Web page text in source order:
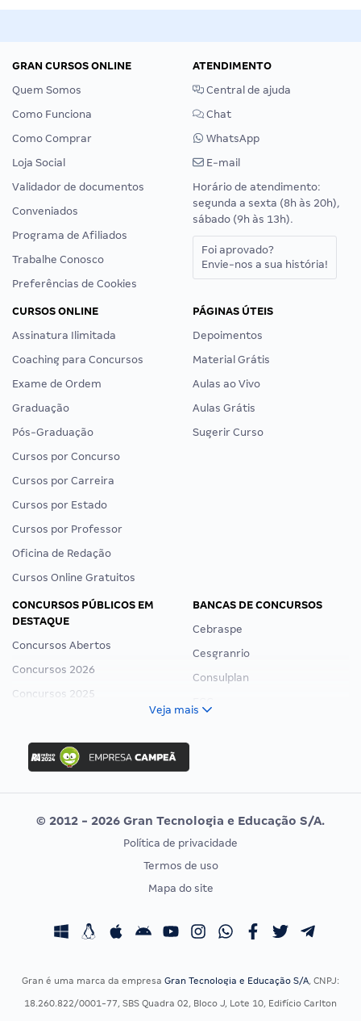
GRAN CURSOS ONLINE
Quem Somos
Como Funciona
Como Comprar
Loja Social
Validador de documentos
Conveniados
Programa de Afiliados
Trabalhe Conosco
Preferências de Cookies
ATENDIMENTO
Central de ajuda
Chat
WhatsApp
E-mail
Horário de atendimento:
segunda a sexta (8h às 20h),
sábado (9h às 13h).
Foi aprovado?
Envie-nos a sua história!
CURSOS ONLINE
Assinatura Ilimitada
Coaching para Concursos
Exame de Ordem
Graduação
Pós-Graduação
Cursos por Concurso
Cursos por Carreira
Cursos por Estado
Cursos por Professor
Oficina de Redação
Cursos Online Gratuitos
PÁGINAS ÚTEIS
Depoimentos
Material Grátis
Aulas ao Vivo
Aulas Grátis
Sugerir Curso
CONCURSOS PÚBLICOS EM
DESTAQUE
Concursos Abertos
Concursos 2026
Concursos 2025
Concurso Ibama
Concurso MPU
Editais publicados
BANCAS DE CONCURSOS
Cebraspe
Cesgranrio
Consulplan
Vunesp
CONCURSOS POR PROFISSÃO
Concursos Fiscais
EXAME DE ORDEM
Calendário OAB
Veja mais
© 2012 - 2026 Gran Tecnologia e Educação S/A.
Política de privacidade
Termos de uso
Mapa do site
Gran é uma marca da empresa Gran Tecnologia e Educação S/A, CNPJ:
18.260.822/0001-77, SBS Quadra 02, Bloco J, Lote 10, Edifício Carlton